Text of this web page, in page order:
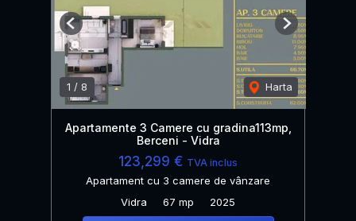
1 / 8 Harta
Previous Next
Apartamente 3 Camere cu gradina113mp,
Berceni - Vidra
123,299 € TVA inclus
Apartament cu 3 camere de vânzare
Vidra
67 mp 2025